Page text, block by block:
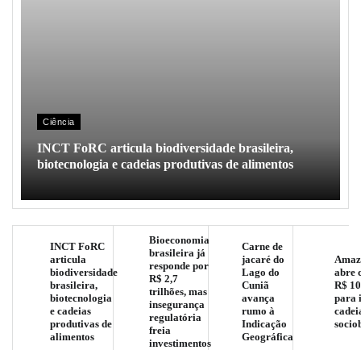
Ciência
INCT FoRC articula biodiversidade brasileira,
biotecnologia e cadeias produtivas de alimentos
INCT FoRC
articula
biodiversidade
brasileira,
biotecnologia
e cadeias
produtivas de
alimentos
Bioeconomia
brasileira já
responde por
R$ 2,7
trilhões, mas
insegurança
regulatória
freia
investimentos
Carne de
jacaré do
Lago do
Cuniã
avança
rumo à
Indicação
Geográfica
abre
R$
para